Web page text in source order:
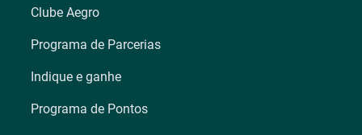
Clube Aegro
Programa de Parcerias
Indique e ganhe
Programa de Pontos